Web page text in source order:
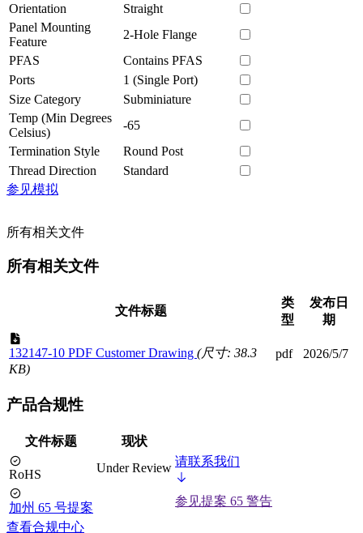
Orientation
Straight
Panel Mounting
Feature
2-Hole Flange
PFAS
Contains PFAS
Ports
1 (Single Port)
Size Category
Subminiature
Temp (Min Degrees
Celsius)
-65
Termination Style
Round Post
Thread Direction
Standard
参见模拟
所有相关文件
所有相关文件
文件标题
类
型
发布日
期
132147-10 PDF Customer Drawing (尺寸: 38.3
KB)
pdf 2026/5/7
产品合规性
文件标题 现状
RoHS Under Review 请联系我们
加州 65 号提案
参见提案 65 警告
查看合规中心